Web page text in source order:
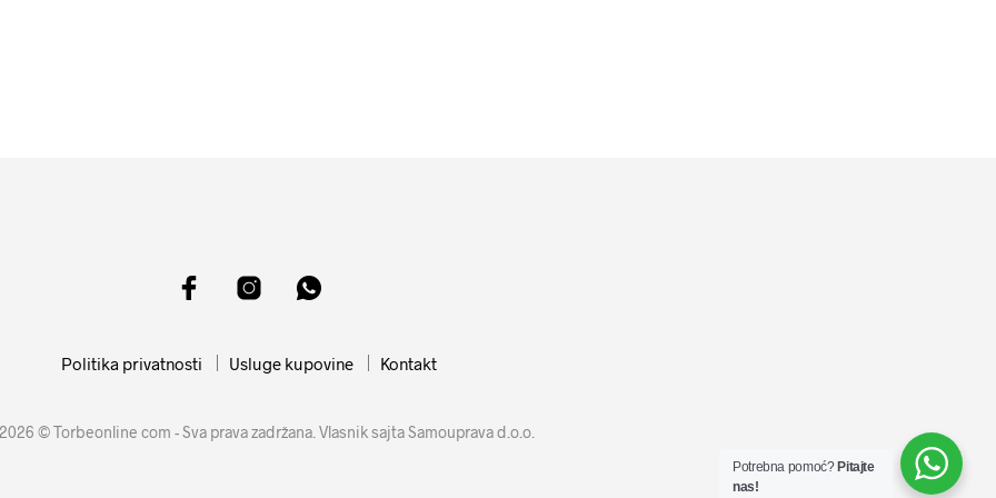
Politika privatnosti Usluge kupovine Kontakt
© Torbeonline com - Sva prava zadržana. Vlasnik sajta Samouprava d.o.o.
Potrebna pomoć? Pitajte
nas!